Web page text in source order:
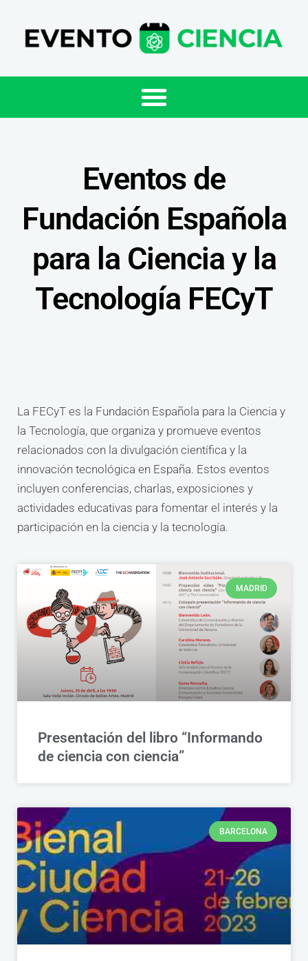
Eventos de
Fundación Española
para la Ciencia y la
Tecnología FECyT
La FECyT es la Fundación Española para la Ciencia y
la Tecnología, que organiza y promueve eventos
relacionados con la divulgación científica y la
innovación tecnológica en España. Estos eventos
incluyen conferencias, charlas, exposiciones y
actividades educativas para fomentar el interés y la
participación en la ciencia y la tecnología.
MADRID
Presentación del libro “Informando
de ciencia con ciencia”
BARCELONA